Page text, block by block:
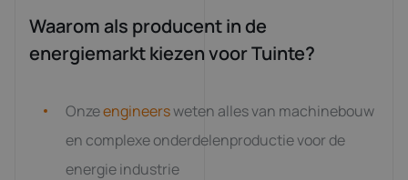
Waarom als producent in de
energiemarkt kiezen voor Tuinte?
Onzeengineersweten alles van machinebouw
en complexe onderdelenproductie voor de
energie industrie